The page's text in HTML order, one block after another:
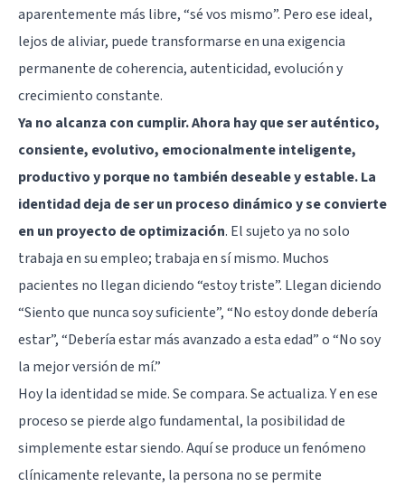
aparentemente más libre, “sé vos mismo”. Pero ese ideal,
lejos de aliviar, puede transformarse en una exigencia
permanente de coherencia, autenticidad, evolución y
crecimiento constante.
Ya no alcanza con cumplir. Ahora hay que ser auténtico,
consiente, evolutivo, emocionalmente inteligente,
productivo y porque no también deseable y estable. La
identidad deja de ser un proceso dinámico y se convierte
en un proyecto de optimización. El sujeto ya no solo
trabaja en su empleo; trabaja en sí mismo. Muchos
pacientes no llegan diciendo “estoy triste”. Llegan diciendo
“Siento que nunca soy suficiente”, “No estoy donde debería
estar”, “Debería estar más avanzado a esta edad” o “No soy
la mejor versión de mí.”
Hoy la identidad se mide. Se compara. Se actualiza. Y en ese
proceso se pierde algo fundamental, la posibilidad de
simplemente estar siendo. Aquí se produce un fenómeno
clínicamente relevante, la persona no se permite